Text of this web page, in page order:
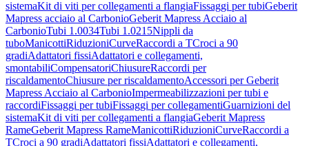
sistemaKit di viti per collegamenti a flangiaFissaggi per tubiGeberit
Mapress acciaio al CarbonioGeberit Mapress Acciaio al
CarbonioTubi 1.0034Tubi 1.0215Nippli da
tuboManicottiRiduzioniCurveRaccordi a TCroci a 90
gradiAdattatori fissiAdattatori e collegamenti,
smontabiliCompensatoriChiusureRaccordi per
riscaldamentoChiusure per riscaldamentoAccessori per Geberit
Mapress Acciaio al CarbonioImpermeabilizzazioni per tubi e
raccordiFissaggi per tubiFissaggi per collegamentiGuarnizioni del
sistemaKit di viti per collegamenti a flangiaGeberit Mapress
RameGeberit Mapress RameManicottiRiduzioniCurveRaccordi a
TCroci a 90 gradiAdattatori fissiAdattatori e collegamenti,